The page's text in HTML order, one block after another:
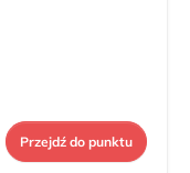
Przejdź do punktu